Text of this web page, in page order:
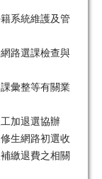
維護及管
課檢查與
等有關業
選協辦
路初選收
繳退費之相關